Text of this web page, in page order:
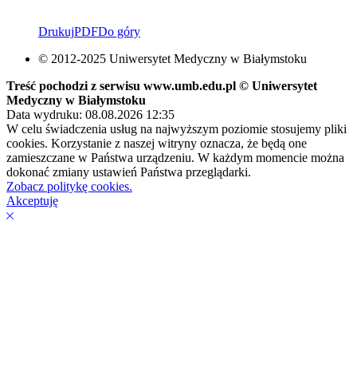
DrukujPDFDo góry
© 2012-2025 Uniwersytet Medyczny w Białymstoku
Treść pochodzi z serwisu www.umb.edu.pl © Uniwersytet
Medyczny w Białymstoku
Data wydruku: 08.08.2026 12:35
W celu świadczenia usług na najwyższym poziomie stosujemy pliki
cookies. Korzystanie z naszej witryny oznacza, że będą one
zamieszczane w Państwa urządzeniu. W każdym momencie można
dokonać zmiany ustawień Państwa przeglądarki.
Zobacz politykę cookies.
Akceptuję